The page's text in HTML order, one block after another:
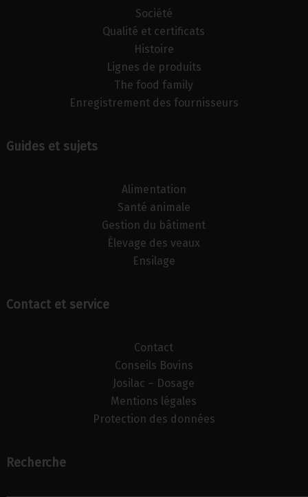
Société
Qualité et certificats
Histoire
Lignes de produits
The food family
Enregistrement des fournisseurs
Guides et sujets
Alimentation
Santé animale
Gestion du bâtiment
Élevage des veaux
Ensilage
Contact et service
Contact
Conseils Bovins
Josilac – Dosage
Mentions légales
Protection des données
Recherche